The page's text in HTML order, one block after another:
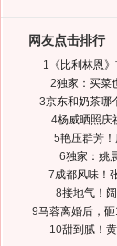
网友点击排行
1 《比利林恩
2独家：买菜
3京东和奶茶哪
4杨威晒照庆
5艳压群芳
6独家：姚
7成都风味！
8接地气！
9马蓉离婚后，
10甜到腻！